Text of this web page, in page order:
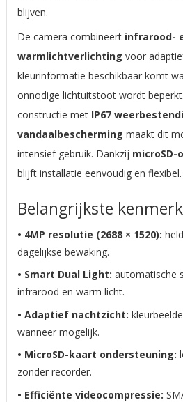
blijven.
De camera combineert infrarood-
warmlichtverlichting voor
kleurinformatie beschikbaar komt
onnodige lichtuitstoot wordt
constructie met IP67
vandaalbescherming maakt dit
intensief gebruik. Dankzij microSD-
blijft installatie eenvoudig en flexibel.
Belangrijkste
• 4MP resolutie (2688 × 1520):
dagelijkse bewaking.
• Smart Dual Light: automatische
infrarood en warm licht.
• Adaptief nachtzicht:
wanneer mogelijk.
• MicroSD-kaart ondersteuning:
zonder recorder.
• Efficiënte videocompressie: